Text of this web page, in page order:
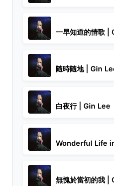
一早知道的情歌 |
隨時隨地 | Gin
白夜行 | Gin Lee
Wonderful Life
無愧於當初的我 |